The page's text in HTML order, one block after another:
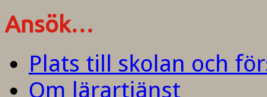
Ansök…
Plats till skolan och
Om lärartjänst